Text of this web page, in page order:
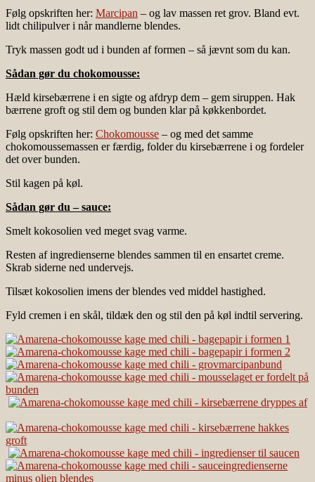
Følg opskriften her: Marcipan – og lav massen ret grov. Bland evt.
lidt chilipulver i når mandlerne blendes.
Tryk massen godt ud i bunden af formen – så jævnt som du kan.
Sådan gør du chokomousse:
Hæld kirsebærrene i en sigte og afdryp dem – gem siruppen. Hak
bærrene groft og stil dem og bunden klar på køkkenbordet.
Følg opskriften her: Chokomousse – og med det samme
chokomoussemassen er færdig, folder du kirsebærrene i og fordeler
det over bunden.
Stil kagen på køl.
Sådan gør du – sauce:
Smelt kokosolien ved meget svag varme.
Resten af ingredienserne blendes sammen til en ensartet creme.
Skrab siderne ned undervejs.
Tilsæt kokosolien imens der blendes ved middel hastighed.
Fyld cremen i en skål, tildæk den og stil den på køl indtil servering.